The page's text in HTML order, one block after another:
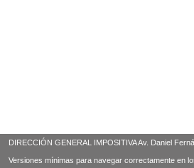
DIRECCIÓN GENERAL IMPOSITIVA Av. Daniel
Versiones mínimas para navegar correctamente en